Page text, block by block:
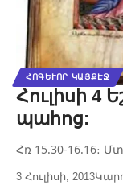
ՀՈԳԵՒՈՐ ԿԱՅՔԷՋ
Հուլիսի 4
պահոց:
Հռ 15.30-16.16։ Մտ
3 Հուլիսի, 2013